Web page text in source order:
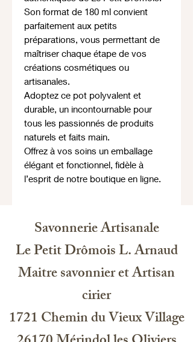
Son format de 180 ml convient
parfaitement aux petits
préparations, vous permettant de
maîtriser chaque étape de vos
créations cosmétiques ou
artisanales.
Adoptez ce pot polyvalent et
durable, un incontournable pour
tous les passionnés de produits
naturels et faits main.
Offrez à vos soins un emballage
élégant et fonctionnel, fidèle à
l’esprit de notre boutique en ligne.
Savonnerie Artisanale
Le Petit Drômois L. Arnaud
Maitre savonnier et Artisan
cirier
1721 Chemin du Vieux Village